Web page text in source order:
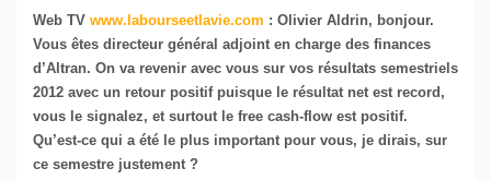
Web TV www.labourseetlavie.com : Olivier Aldrin, bonjour.
Vous êtes directeur général adjoint en charge des finances
d’Altran. On va revenir avec vous sur vos résultats semestriels
2012 avec un retour positif puisque le résultat net est record,
vous le signalez, et surtout le free cash-flow est positif.
Qu’est-ce qui a été le plus important pour vous, je dirais, sur
ce semestre justement ?